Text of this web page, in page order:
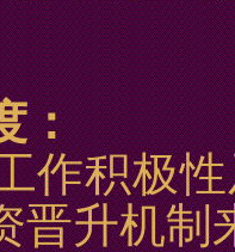
：
作积极
晋升机制